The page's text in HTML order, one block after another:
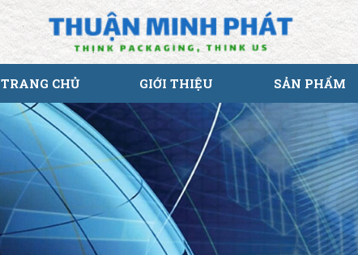
TRANG CHỦ GIỚI THIỆU SẢN PHẨM